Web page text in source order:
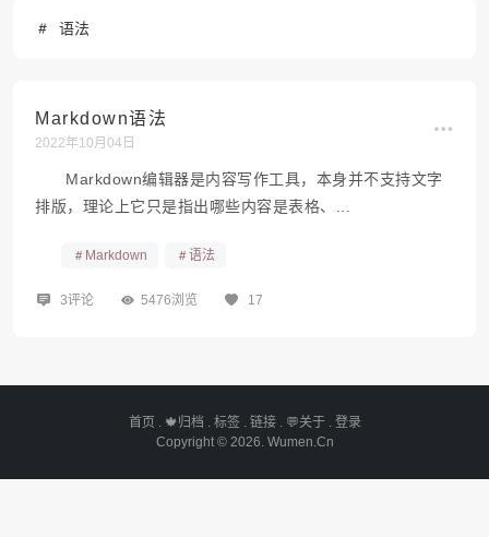
语法
Markdown语法
2022年10月04日
Markdown编辑器是内容写作工具，本身并不支持文字
排版，理论上它只是指出哪些内容是表格、...
Markdown 语法
3评论 5476浏览 17
首页 . 🍁归档 . 标签. 链接. 💬关于. 登录
Copyright © 2026. Wumen.Cn